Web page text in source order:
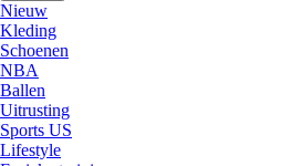
Nieuw
Kleding
Schoenen
NBA
Ballen
Uitrusting
Sports US
Lifestyle